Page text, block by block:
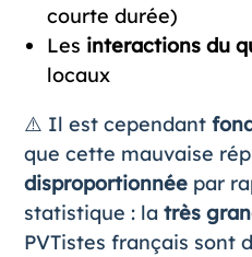
courte durée)
Les interactions du
locaux
⚠️ Il est cependant
que cette mauvaise
disproportionnéepar
statistique : la très
PVTistes français sont